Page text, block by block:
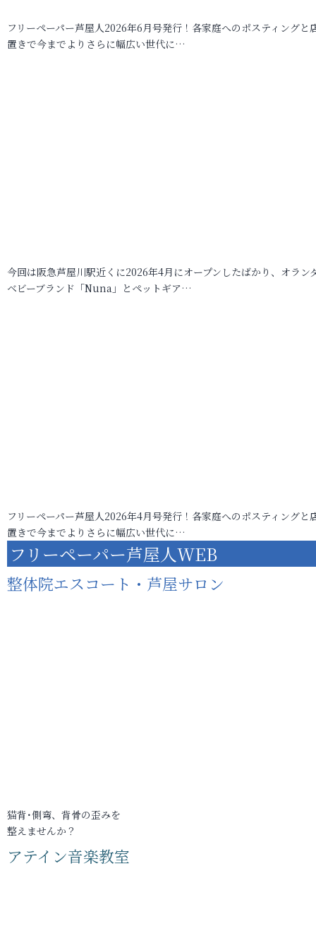
フリーペーパー芦屋人2026年6月号発行！各家庭へのポスティングと
置きで今までよりさらに幅広い世代に…
今回は阪急芦屋川駅近くに2026年4月にオープンしたばかり、オラン
ベビーブランド「Nuna」とペットギア…
フリーペーパー芦屋人2026年4月号発行！各家庭へのポスティングと
置きで今までよりさらに幅広い世代に…
フリーペーパー芦屋人WEB
整体院エスコート・芦屋サロン
猫背･側弯、背骨の歪みを
整えませんか？
アテイン音楽教室